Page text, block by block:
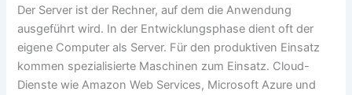
Der Server ist der Rechner, auf dem die Anwendung
ausgeführt wird. In der Entwicklungsphase dient oft der
eigene Computer als Server. Für den produktiven Einsatz
kommen spezialisierte Maschinen zum Einsatz. Cloud-
Dienste wie Amazon Web Services, Microsoft Azure und